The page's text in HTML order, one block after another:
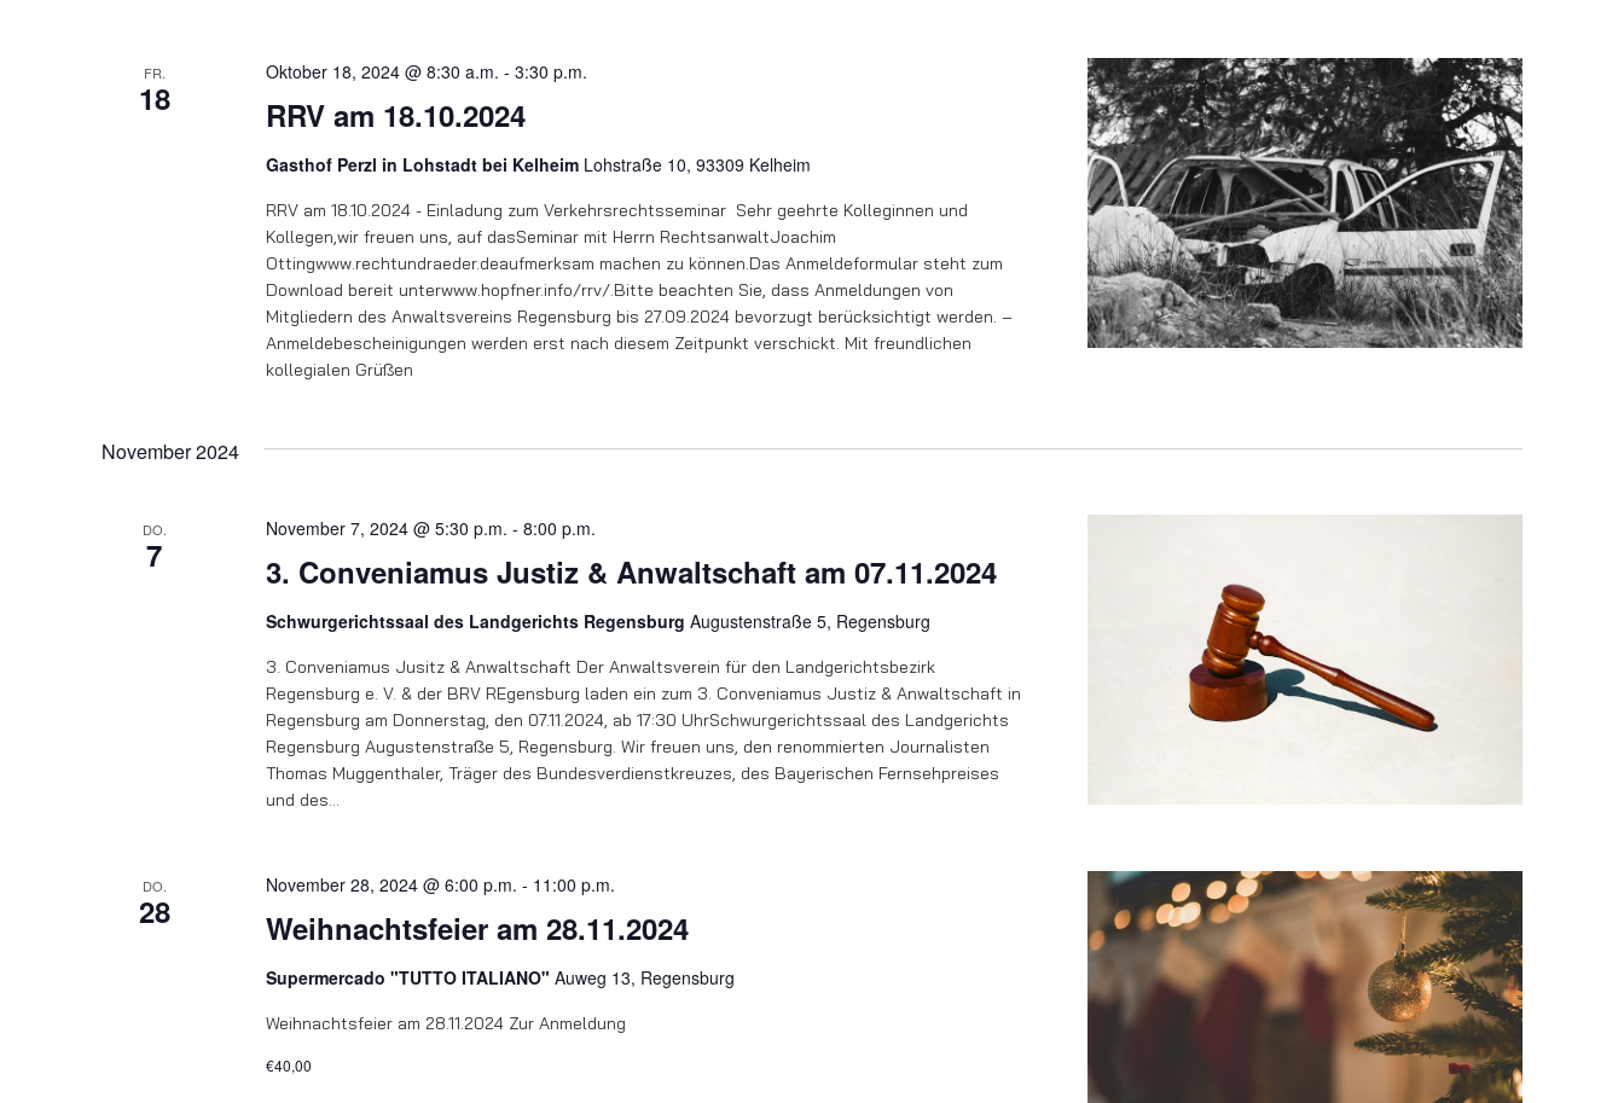
FR.
18 RRV am 18.10.2024
Oktober 18, 2024 @ 8:30 a.m. - 3:30 p.m.
Gasthof Perzl in Lohstadt bei Kelheim Lohstraße 10, 93309 Kelheim
RRV am 18.10.2024 - Einladung zum Verkehrsrechtsseminar Sehr geehrte Kolleginnen und
Kollegen,wir freuen uns, auf dasSeminar mit Herrn RechtsanwaltJoachim
Ottingwww.rechtundraeder.deaufmerksam machen zu können.Das Anmeldeformular steht zum
Download bereit unterwww.hopfner.info/rrv/.Bitte beachten Sie, dass Anmeldungen von
Mitgliedern des Anwaltsvereins Regensburg bis 27.09.2024 bevorzugt berücksichtigt werden. –
Anmeldebescheinigungen werden erst nach diesem Zeitpunkt verschickt. Mit freundlichen
kollegialen Grüßen
November 2024
DO.
7 3. Conveniamus Justiz & Anwaltschaft am 07.11.2024
November 7, 2024 @ 5:30 p.m. - 8:00 p.m.
Schwurgerichtssaal des Landgerichts Regensburg Augustenstraße 5, Regensburg
3. Conveniamus Jusitz & Anwaltschaft Der Anwaltsverein für den Landgerichtsbezirk
Regensburg e. V. & der BRV REgensburg laden ein zum 3. Conveniamus Justiz & Anwaltschaft in
Regensburg am Donnerstag, den 07.11.2024, ab 17:30 UhrSchwurgerichtssaal des Landgerichts
Regensburg Augustenstraße 5, Regensburg. Wir freuen uns, den renommierten Journalisten
Thomas Muggenthaler, Träger des Bundesverdienstkreuzes, des Bayerischen Fernsehpreises
und des…
DO.
28 Weihnachtsfeier am 28.11.2024
November 28, 2024 @ 6:00 p.m. - 11:00 p.m.
Supermercado "TUTTO ITALIANO" Auweg 13, Regensburg
Weihnachtsfeier am 28.11.2024 Zur Anmeldung
€40,00